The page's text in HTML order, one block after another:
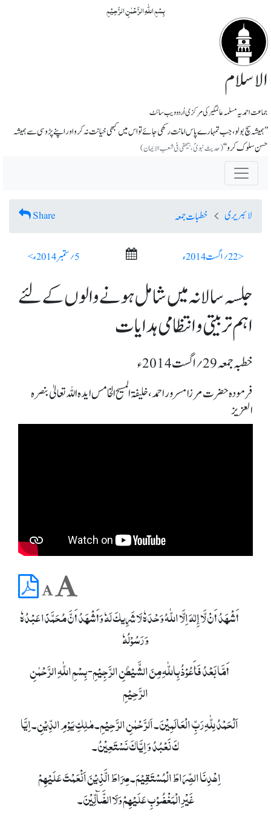
بِسۡمِ اللّٰہِ الرَّحۡمٰنِ الرَّحِیۡمِ
الاسلام
جماعت احمدیہ مسلمہ عالمگیر کی مرکزی اُردو ویب سائٹ
’’ہمیشہ سچ بولو، جب تمہارے پاس امانت رکھی جائے تو اس میں کبھی خیانت نہ کرو اور اپنے پڑوسی سے ہمیشہ
حسن سلوک کرو ‘‘(حدیث نبویؐ، بیھقی فی شعب الایمان)
لائبریری خطبات جمعہ Share
< 22؍ اگست 2014ء 5؍ ستمبر 2014ء >
جلسہ سالانہ میں شامل ہونے والوں کے لئے
اہم تربیتی و انتظامی ہدایات
خطبہ جمعہ 29؍ اگست 2014ء
فرمودہ حضرت مرزا مسرور احمد، خلیفۃ المسیح الخامس ایدہ اللہ تعالیٰ بنصرہ
العزیز
أَشْھَدُ أَنْ لَّا إِلٰہَ اِلَّا اللّٰہُ وَحْدَہٗ لَا شَرِیکَ لَہٗ وَأَشْھَدُ أَنَّ مُحَمَّدًا عَبْدُہٗ
وَ رَسُوْلُہٗ
أَمَّا بَعْدُ فَأَعُوْذُ بِاللّٰہِ مِنَ الشَّیْطٰنِ الرَّجِیْمِ- بِسْمِ اللّٰہِ الرَّحْمٰنِ
الرَّحِیْمِ
اَلْحَمْدُ لِلّٰہِ رَبِّ الْعَالَمِیْنَ۔ اَلرَّحْمٰنِ الرَّحِیْمِ۔ مٰلِکِ یَوْمِ الدِّیْنِ۔ اِیَّا
کَ نَعْبُدُ وَ اِیَّاکَ نَسْتَعِیْنُ۔
اِھْدِنَا الصِّرَاطَ الْمُسْتَقِیْمَ۔ صِرَاطَ الَّذِیْنَ اَنْعَمْتَ عَلَیْھِمْ
غَیْرِالْمَغْضُوْبِ عَلَیْھِمْ وَلَاالضَّآلِّیْنَ۔